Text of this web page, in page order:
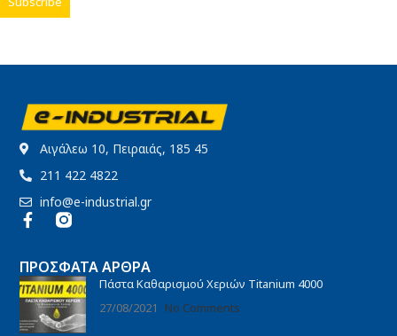
Αιγάλεω 10, Πειραιάς, 185 45
211 422 4822
info@e-industrial.gr
ΠΡΌΣΦΑΤΑ ΆΡΘΡΑ
Πάστα Καθαρισμού Χεριών Titanium 4000
27/08/2021
No Comments